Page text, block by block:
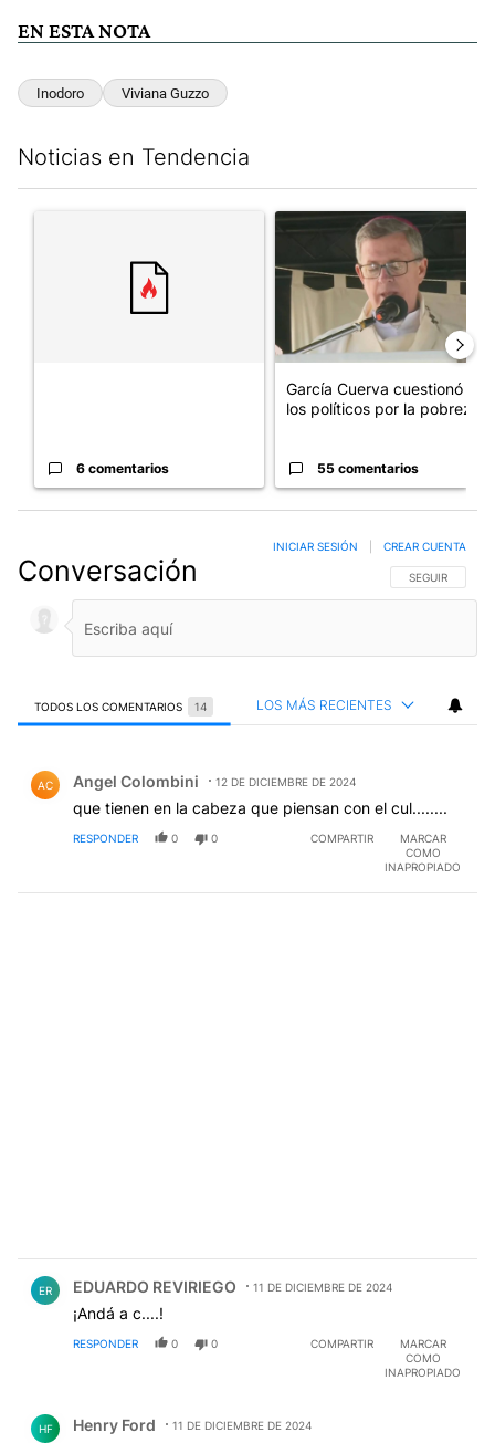
EN ESTA NOTA
Inodoro Viviana Guzzo
Noticias en Tendencia
Un artículo de tendencia con el título "" con 6 comentarios.
6 comentarios
Un artículo de tendencia con
García Cuerva cuestionó a
los políticos por la pobreza
55 comentarios
Conversación SIGA ESTA
SEGUIR
INICIAR SESIÓN CREAR CUENTA
TODOS LOS COMENTARIOS 14 LOS MÁS RECIENTES
AC Angel Colombini 12 DE DICIEMBRE DE 2024
que tienen en la cabeza que piensan con el cul........
RESPONDER 0 0 COMPARTIR
MARCAR
COMO
INAPROPIADO
ER EDUARDO REVIRIEGO 11 DE DICIEMBRE DE 2024
¡Andá a c....!
RESPONDER 0 0 COMPARTIR
MARCAR
COMO
INAPROPIADO
HF Henry Ford 11 DE DICIEMBRE DE 2024